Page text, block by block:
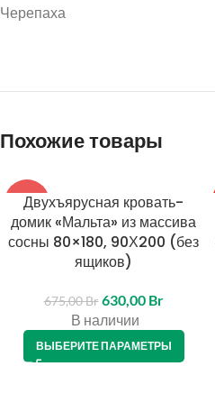
Черепаха
Похожие товары
-7%
Двухъярусная кровать-
домик «Мальта» из массива
сосны 80×180, 90Х200 (без
ящиков)
675,00Br 630,00 Br
В наличии
ВЫБЕРИТЕ ПАРАМЕТРЫ